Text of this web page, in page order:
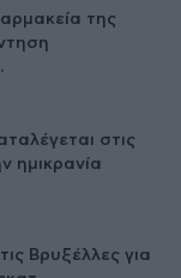
της
στις
ημικρανία
Βρυξέλλες για